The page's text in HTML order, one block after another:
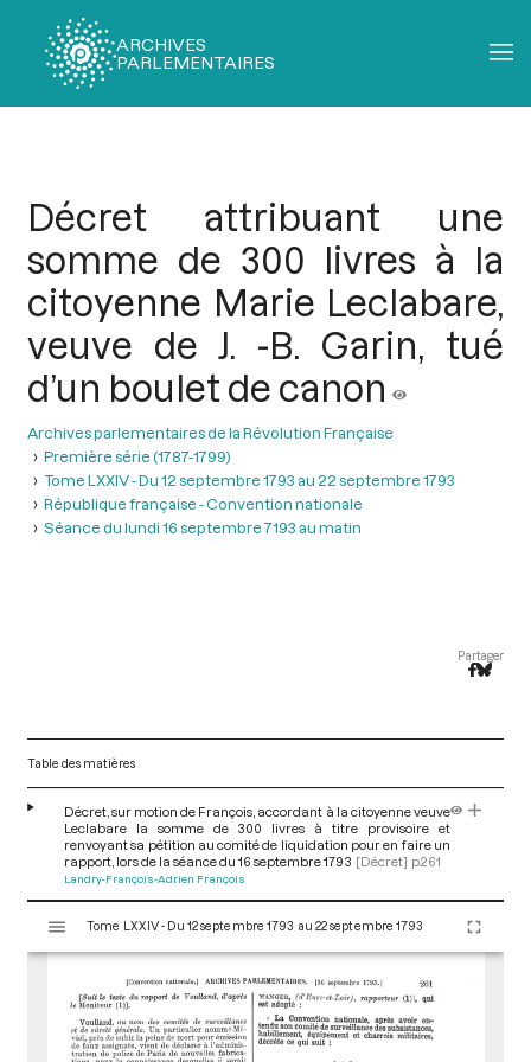
ARCHIVES
PARLEMENTAIRES
Décret attribuant une
somme de 300 livres à la
citoyenne Marie Leclabare,
veuve de J. -B. Garin, tué
d’un boulet de canon
Archives parlementaires de la Révolution Française
Première série (1787-1799)
Tome LXXIV - Du 12 septembre 1793 au 22 septembre 1793
République française - Convention nationale
Séance du lundi 16 septembre 7193 au matin
Partager
Table des matières
Décret, sur motion de François, accordant à la citoyenne veuve
Leclabare la somme de 300 livres à titre provisoire et
renvoyant sa pétition au comité de liquidation pour en faire un
rapport, lors de la séance du 16 septembre 1793 [Décret] p.261
Landry-François-Adrien François
s
Tome LXXIV - Du 12 septembre 1793 au 22 septembre 1793